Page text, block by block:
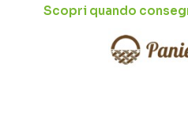
Scopri quando